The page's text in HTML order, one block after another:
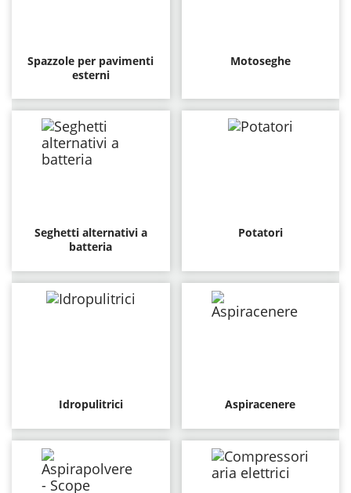
Spazzole per pavimenti
esterni
Motoseghe
Seghetti alternativi a
batteria
Potatori
Idropulitrici Aspiracenere